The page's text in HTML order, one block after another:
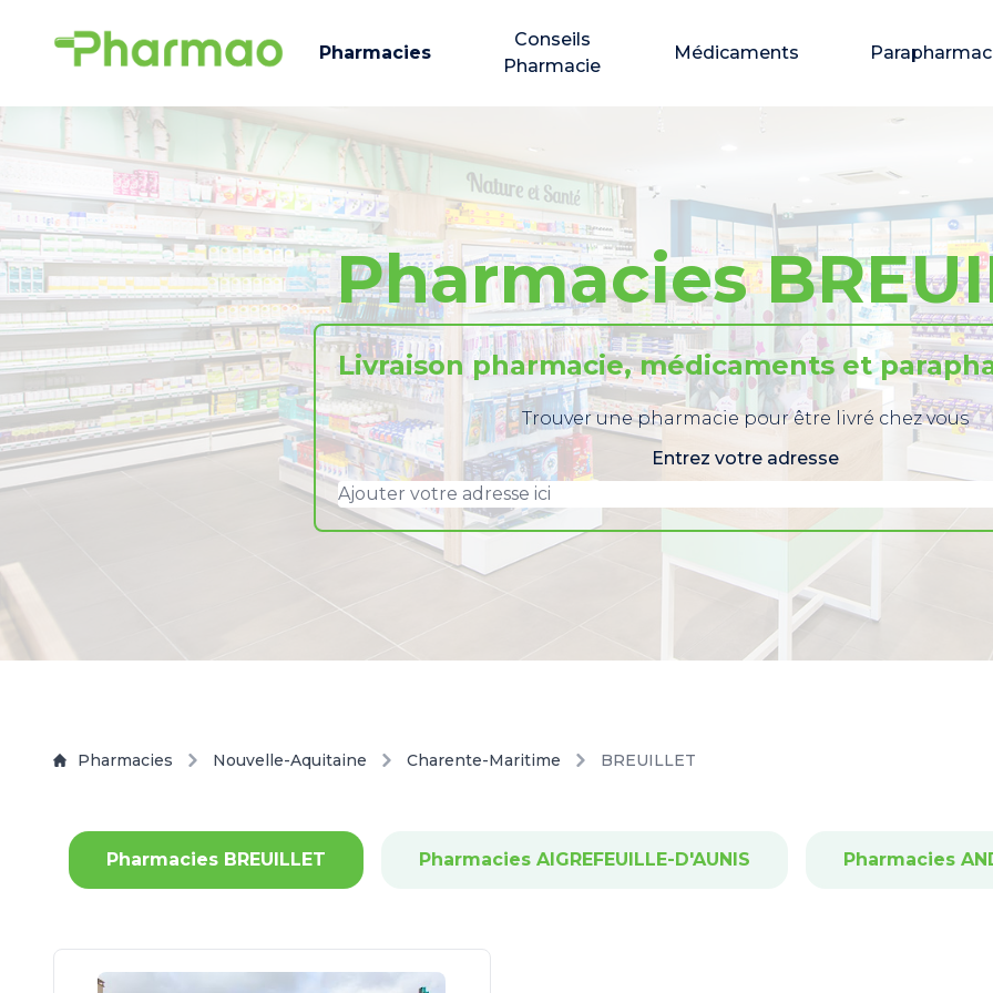
Pharmacies
Conseils
Pharmacie
Médicaments
Pharmacies
Livraison pharmacie, médicaments et
Trouver une pharmacie pour être livré chez vous
Entrez votre adresse
Pharmacies Nouvelle-Aquitaine Charente-Maritime BREUILLET
Pharmacies BREUILLET Pharmacies AIGREFEUILLE-D'AUNIS Pharmacies